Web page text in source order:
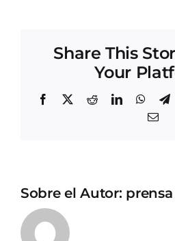
Share This
Your
Facebook
X RedditLinkedIn
Sobre el Autor: prensa